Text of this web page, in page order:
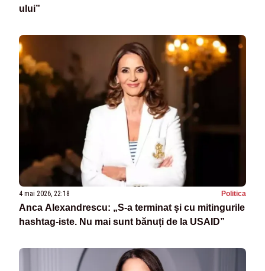
ului”
4 mai 2026, 22:18 Politica
Anca Alexandrescu: „S-a terminat și cu mitingurile
hashtag-iste. Nu mai sunt bănuți de la USAID”